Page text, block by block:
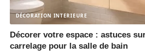
DÉCORATION INTERIEURE
Décorer votre espace : astuces
carrelage pour la salle de bain